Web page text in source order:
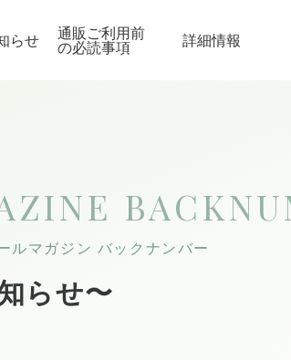
らせ 通販ご利用前
の必読事項 詳細情報
ルマガジン バックナンバー
らせ〜